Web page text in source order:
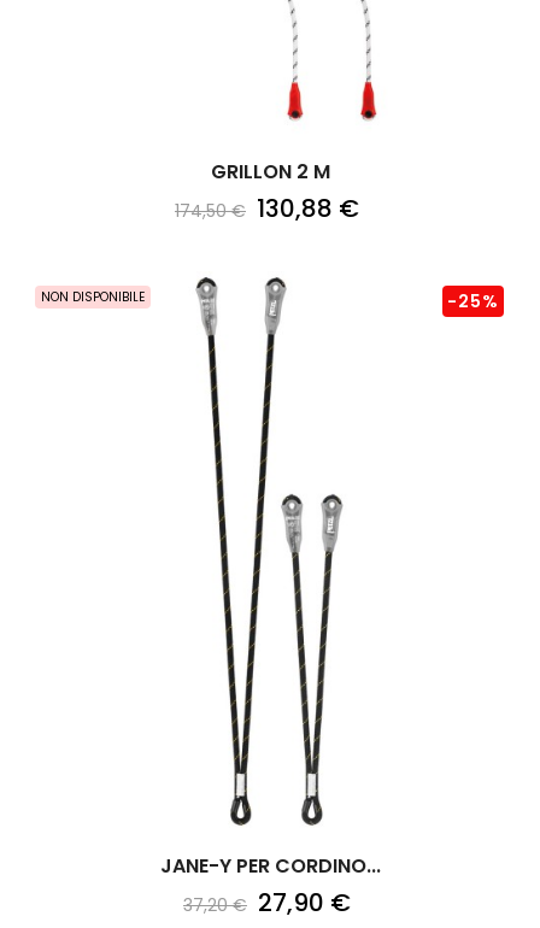
GRILLON 2 M
174,50 € 130,88 €
NON DISPONIBILE
JANE-Y PER CORDINO...
37,20 €
-25%
27,90 €